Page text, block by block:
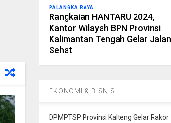
PALANGKA RAYA
Rangkaian HANTARU 2024,
Kantor Wilayah BPN Provinsi
Kalimantan Tengah Gelar Jalan
Sehat
EKONOMI & BISNIS
DPMPTSP Provinsi Kalteng Gelar Rakor